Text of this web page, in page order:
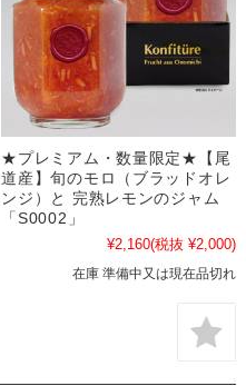
★プレミアム・数量限定★【尾
道産】旬のモロ（ブラッドオレ
ンジ）と 完熟レモンのジャム
「S0002」
¥2,160(税抜 ¥2,000)
在庫 準備中又は現在品切れ